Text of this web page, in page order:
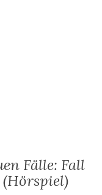
Fälle: Fall
(Hörspiel)